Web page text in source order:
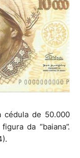
cédula de 50.000
da “baiana”.